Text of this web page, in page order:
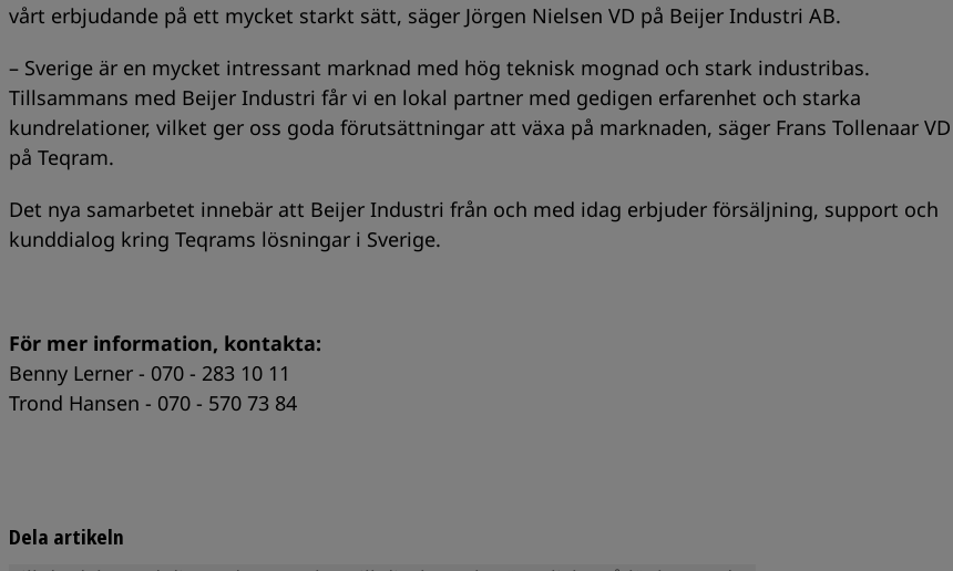
vårt erbjudande på ett mycket starkt sätt, säger Jörgen Nielsen VD på Beijer Industri AB.
– Sverige är en mycket intressant marknad med hög teknisk mognad och stark industribas.
Tillsammans med Beijer Industri får vi en lokal partner med gedigen erfarenhet och starka
kundrelationer, vilket ger oss goda förutsättningar att växa på marknaden, säger Frans Tollenaar VD
på Teqram.
Det nya samarbetet innebär att Beijer Industri från och med idag erbjuder försäljning, support och
kunddialog kring Teqrams lösningar i Sverige.
För mer information, kontakta:
Benny Lerner - 070 - 283 10 11
Trond Hansen - 070 - 570 73 84
Dela artikeln